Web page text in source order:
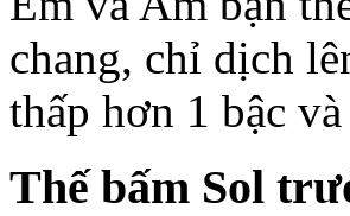
chang, chỉ dịch
thấp hơn 1 bậc
Thế bấm Sol